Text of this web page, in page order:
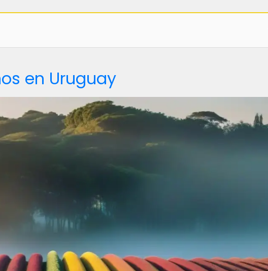
en Uruguay